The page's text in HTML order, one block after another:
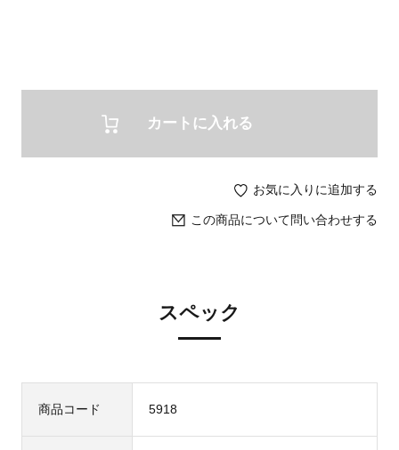
カートに入れる
お気に入りに追加する
この商品について問い合わせする
スペック
商品コード 5918